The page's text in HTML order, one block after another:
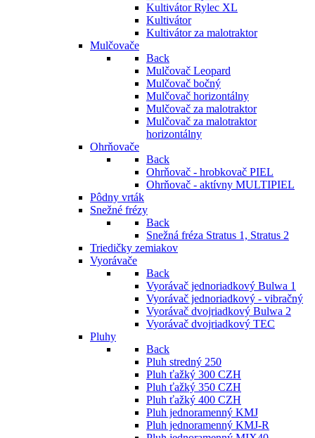
Kultivátor Rylec XL
Kultivátor
Kultivátor za malotraktor
Mulčovače
Back
Mulčovač Leopard
Mulčovač bočný
Mulčovač horizontálny
Mulčovač za malotraktor
Mulčovač za malotraktor
horizontálny
Ohrňovače
Back
Ohrňovač - hrobkovač PIEL
Ohrňovač - aktívny MULTIPIEL
Pôdny vrták
Snežné frézy
Back
Snežná fréza Stratus 1, Stratus 2
Triedičky zemiakov
Vyorávače
Back
Vyorávač jednoriadkový Bulwa 1
Vyorávač jednoriadkový - vibračný
Vyorávač dvojriadkový Bulwa 2
Vyorávač dvojriadkový TEC
Pluhy
Back
Pluh stredný 250
Pluh ťažký 300 CZH
Pluh ťažký 350 CZH
Pluh ťažký 400 CZH
Pluh jednoramenný KMJ
Pluh jednoramenný KMJ-R